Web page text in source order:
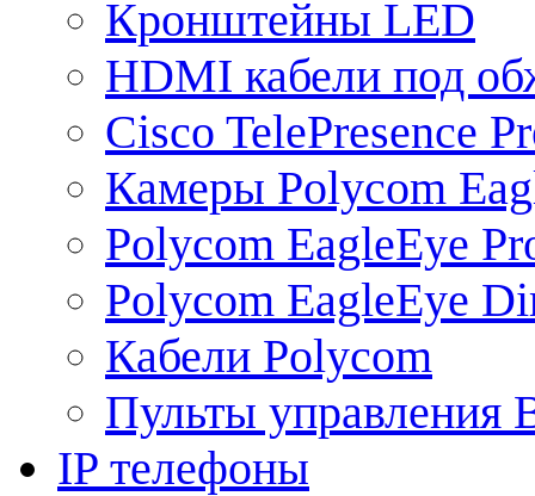
Кронштейны LED
HDMI кабели под
Cisco TelePresence
Камеры Polycom
Polycom EagleEye
Polycom EagleEye
Кабели Polycom
Пульты управления
IP телефоны